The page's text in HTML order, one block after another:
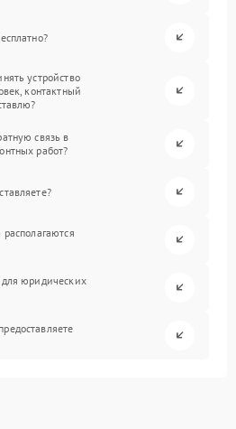
устройство
контактный
связь в
работ?
юридических